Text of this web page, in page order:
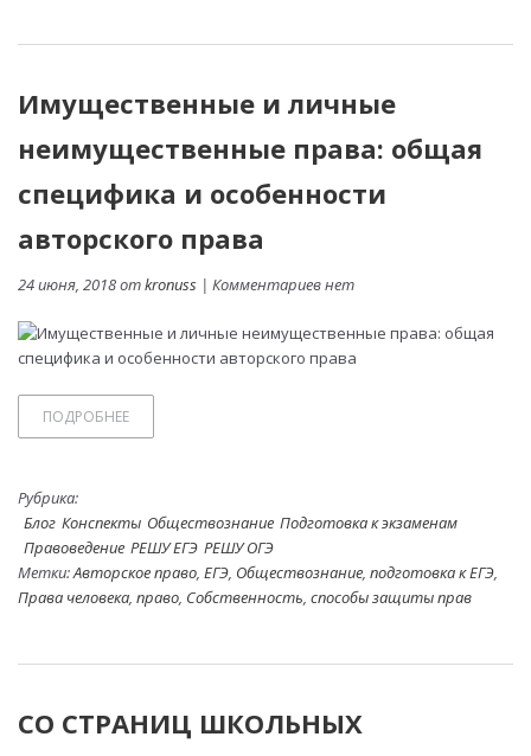
Имущественные и личные
неимущественные права: общая
специфика и особенности
авторского права
24 июня, 2018 отkronuss | Комментариев нет
ПОДРОБНЕЕ
Рубрика:
Блог Конспекты Обществознание Подготовка к экзаменам
Правоведение РЕШУ ЕГЭ РЕШУ ОГЭ
Метки:Авторское право, ЕГЭ, Обществознание, подготовка к ЕГЭ,
Права человека, право, Собственность, способы защиты прав
СО СТРАНИЦ ШКОЛЬНЫХ